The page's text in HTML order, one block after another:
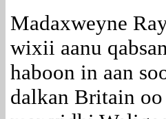
Madaxweyne
wixii aanu
haboon in aan
dalkan Britain